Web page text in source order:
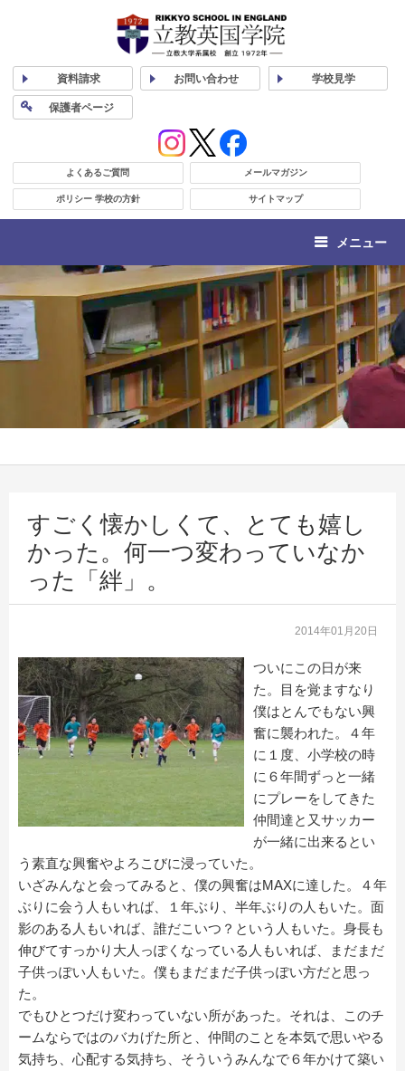
資料請求 お問い合わせ 学校見学
保護者ページ
よくあるご質問 メールマガジン
ポリシー 学校の方針 サイトマップ
メニュー
すごく懐かしくて、とても嬉し
かった。何一つ変わっていなか
った「絆」。
2014年01月20日
ついにこの日が来
た。目を覚ますなり
僕はとんでもない興
奮に襲われた。４年
に１度、小学校の時
に６年間ずっと一緒
にプレーをしてきた
仲間達と又サッカー
が一緒に出来るとい
う素直な興奮やよろこびに浸っていた。
いざみんなと会ってみると、僕の興奮はMAXに達した。４年
ぶりに会う人もいれば、１年ぶり、半年ぶりの人もいた。面
影のある人もいれば、誰だこいつ？という人もいた。身長も
伸びてすっかり大人っぽくなっている人もいれば、まだまだ
子供っぽい人もいた。僕もまだまだ子供っぽい方だと思っ
た。
でもひとつだけ変わっていない所があった。それは、このチ
ームならではのバカげた所と、仲間のことを本気で思いやる
気持ち、心配する気持ち、そういうみんなで６年かけて築い